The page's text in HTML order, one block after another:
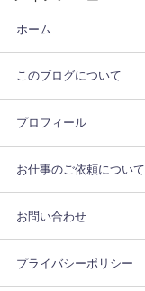
ホーム
このブログについて
プロフィール
お仕事のご依頼について
お問い合わせ
プライバシーポリシー